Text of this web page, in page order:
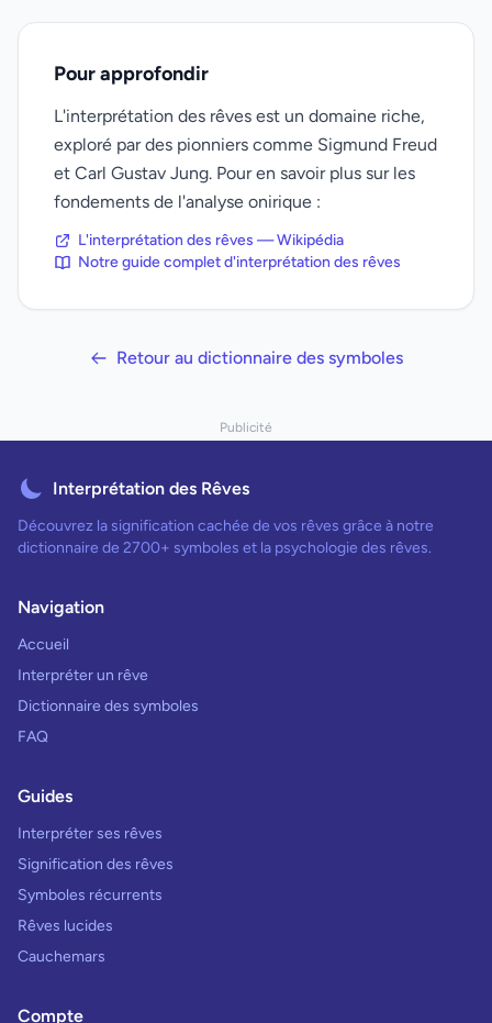
Pour approfondir
L'interprétation des rêves est un domaine riche,
exploré par des pionniers comme Sigmund Freud
et Carl Gustav Jung. Pour en savoir plus sur les
fondements de l'analyse onirique :
L'interprétation des rêves — Wikipédia
Notre guide complet d'interprétation des rêves
Retour au dictionnaire des symboles
Publicité
Interprétation des Rêves
Découvrez la signification cachée de vos rêves grâce à notre
dictionnaire de 2700+ symboles et la psychologie des rêves.
Navigation
Accueil
Interpréter un rêve
Dictionnaire des symboles
FAQ
Guides
Interpréter ses rêves
Signification des rêves
Symboles récurrents
Rêves lucides
Cauchemars
Compte